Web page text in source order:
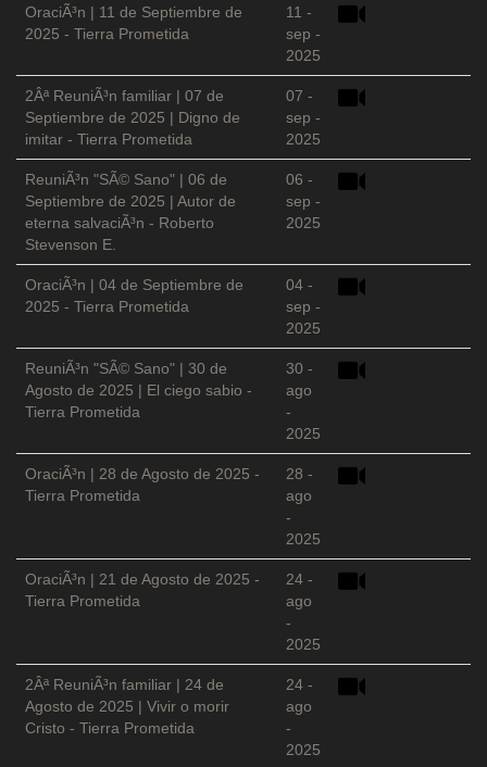
OraciÃ³n | 11 de Septiembre de
2025 - Tierra Prometida
11 -
sep -
2025
2Âª ReuniÃ³n familiar | 07 de
Septiembre de 2025 | Digno de
imitar - Tierra Prometida
07 -
sep -
2025
ReuniÃ³n "SÃ© Sano" | 06 de
Septiembre de 2025 | Autor de
eterna salvaciÃ³n - Roberto
Stevenson E.
06 -
sep -
2025
OraciÃ³n | 04 de Septiembre de
2025 - Tierra Prometida
04 -
sep -
2025
ReuniÃ³n "SÃ© Sano" | 30 de
Agosto de 2025 | El ciego sabio -
Tierra Prometida
30 -
ago
-
2025
OraciÃ³n | 28 de Agosto de 2025 -
Tierra Prometida
28 -
ago
-
2025
OraciÃ³n | 21 de Agosto de 2025 -
Tierra Prometida
24 -
ago
-
2025
2Âª ReuniÃ³n familiar | 24 de
Agosto de 2025 | Vivir o morir
Cristo - Tierra Prometida
24 -
ago
-
2025